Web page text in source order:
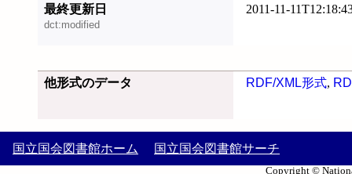
最終更新日
dct:modified
2011-11-
他形式のデータ RDF/XML形式,
国立国会図書館ホーム 国立国会図書館サーチ
Copyright ©